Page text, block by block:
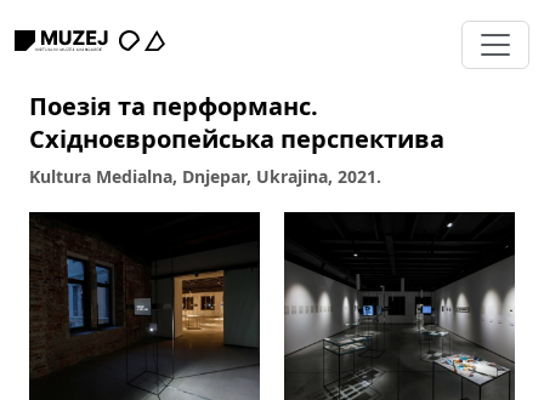
Поезія та перформанс.
Східноєвропейська перспектива
Kultura Medialna, Dnjepar, Ukrajina, 2021.